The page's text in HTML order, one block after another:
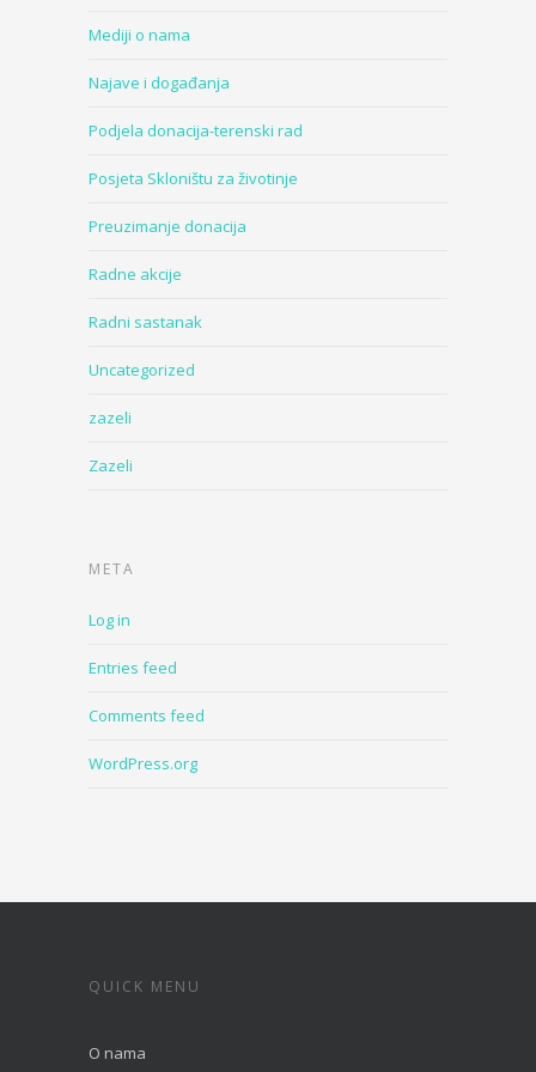
Mediji o nama
Najave i događanja
Podjela donacija-terenski rad
Posjeta Skloništu za životinje
Preuzimanje donacija
Radne akcije
Radni sastanak
Uncategorized
zazeli
Zazeli
META
Log in
Entries feed
Comments feed
WordPress.org
QUICK MENU
O nama